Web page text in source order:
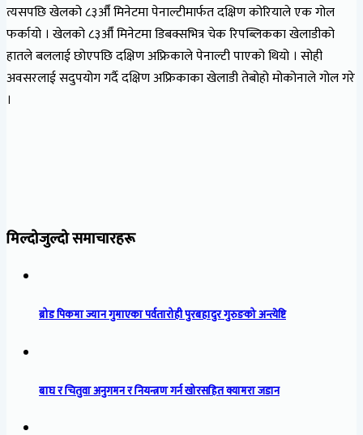
त्यसपछि खेलको ८३औँ मिनेटमा पेनाल्टीमार्फत दक्षिण कोरियाले एक गोल
फर्कायो । खेलको ८३औँ मिनेटमा डिबक्सभित्र चेक रिपब्लिकका खेलाडीको
हातले बललाई छोएपछि दक्षिण अफ्रिकाले पेनाल्टी पाएको थियो । सोही
अवसरलाई सदुपयोग गर्दै दक्षिण अफ्रिकाका खेलाडी तेबोहो मोकोनाले गोल गरे
।
मिल्दोजुल्दो समाचारहरू
ब्रोड पिकमा ज्यान गुमाएका पर्वतारोही पुरबहादुर गुरुङको अन्त्येष्टि
बाघ र चितुवा अनुगमन र नियन्त्रण गर्न खोरसहित क्यामरा जडान